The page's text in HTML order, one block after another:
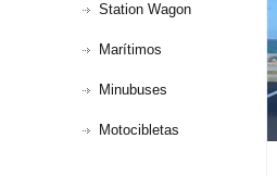
Station Wagon
Marítimos
Minubuses
Motocibletas